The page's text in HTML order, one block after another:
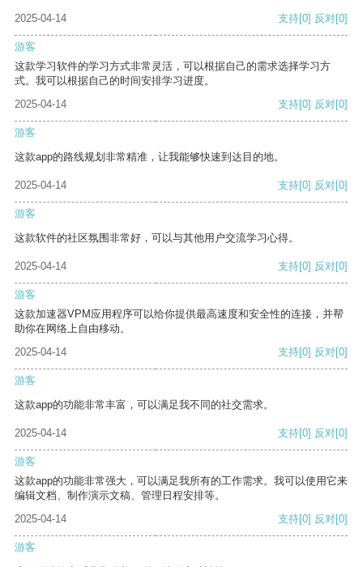
2025-04-14
支持[0] 反对[0]
游客
这款学习软件的学习方式非常灵活，可以根据自己的需求选择学习方
式。我可以根据自己的时间安排学习进度。
2025-04-14
支持[0] 反对[0]
游客
这款app的路线规划非常精准，让我能够快速到达目的地。
2025-04-14 支持[0] 反对[0]
游客
这款软件的社区氛围非常好，可以与其他用户交流学习心得。
2025-04-14 支持[0] 反对[0]
游客
这款加速器VPM应用程序可以给你提供最高速度和安全性的连接，并帮
助你在网络上自由移动。
2025-04-14
支持[0] 反对[0]
游客
这款app的功能非常丰富，可以满足我不同的社交需求。
2025-04-14 支持[0] 反对[0]
游客
这款app的功能非常强大，可以满足我所有的工作需求。我可以使用它来
编辑文档、制作演示文稿、管理日程安排等。
2025-04-14
支持[0] 反对[0]
游客